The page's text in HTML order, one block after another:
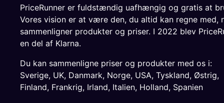
PriceRunner er fuldstændig uafhængig og gratis at
Vores vision er at være den, du altid kan regne med,
sammenligner produkter og priser. I 2022 blev
en del af Klarna.
Du kan sammenligne priser og produkter med os i:
Sverige, UK, Danmark, Norge, USA, Tyskland, Østrig,
Finland, Frankrig, Irland, Italien, Holland, Spanien